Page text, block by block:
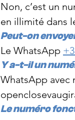
Non, c’est un
en illimité dans
Peut-on
Le WhatsApp
Y a-t-il un
WhatsApp avec
Le numéro